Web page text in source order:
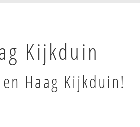
Kijkduin
Haag Kijkduin!